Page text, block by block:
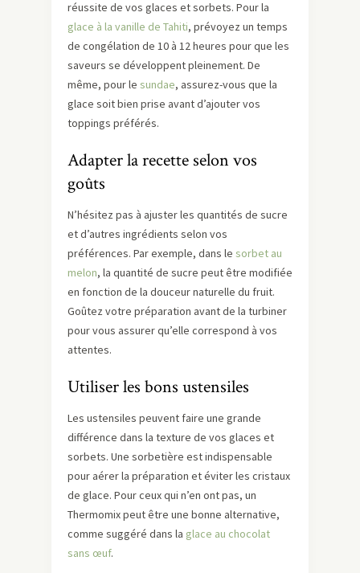
réussite de vos glaces et sorbets. Pour la
glace à la vanille de Tahiti, prévoyez un temps
de congélation de 10 à 12 heures pour que les
saveurs se développent pleinement. De
même, pour le sundae, assurez-vous que la
glace soit bien prise avant d’ajouter vos
toppings préférés.
Adapter la recette selon vos
goûts
N’hésitez pas à ajuster les quantités de sucre
et d’autres ingrédients selon vos
préférences. Par exemple, dans le sorbet au
melon, la quantité de sucre peut être modifiée
en fonction de la douceur naturelle du fruit.
Goûtez votre préparation avant de la turbiner
pour vous assurer qu’elle correspond à vos
attentes.
Utiliser les bons ustensiles
Les ustensiles peuvent faire une grande
différence dans la texture de vos glaces et
sorbets. Une sorbetière est indispensable
pour aérer la préparation et éviter les cristaux
de glace. Pour ceux qui n’en ont pas, un
Thermomix peut être une bonne alternative,
comme suggéré dans la glace au chocolat
sans œuf.